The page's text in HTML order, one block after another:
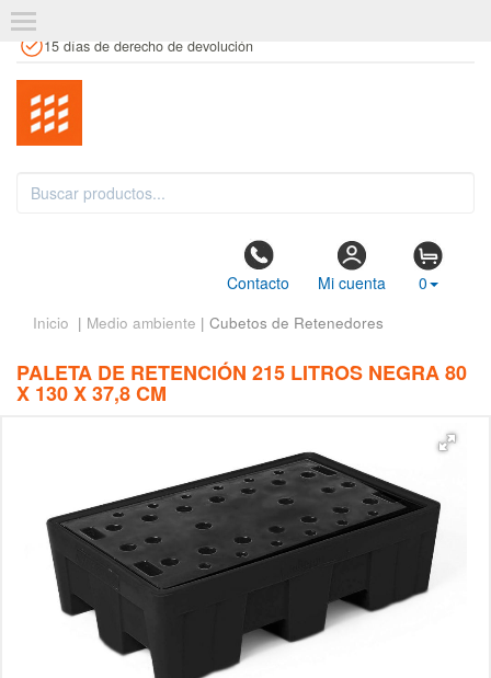
15 días de derecho de devolución
Contacto Mi cuenta 0
Inicio | Medio ambiente | Cubetos de Retenedores
PALETA DE RETENCIÓN 215 LITROS NEGRA 80
X 130 X 37,8 CM